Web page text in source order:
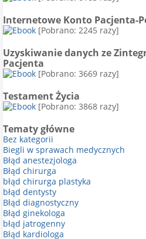
Internetowe Konto Pacjenta-
[Pobrano: 2245 razy]
Uzyskiwanie danych ze
Pacjenta
[Pobrano: 3669 razy]
Testament Życia
[Pobrano: 3868 razy]
Tematy główne
Bez kategorii
Biegli w sprawach medycznych
Błąd anestezjologa
Błąd chirurga
błąd chirurga plastyka
błąd dentysty
Błąd diagnostyczny
Błąd ginekologa
błąd jatrogenny
Błąd kardiologa